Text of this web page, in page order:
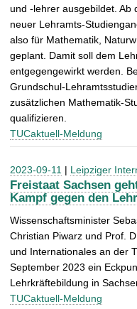
und -lehrer ausgebildet. Ab
neuer Lehramts-
also für Mathematik,
geplant. Damit soll dem
entgegengewirkt werden.
Grundschul-
zusätzlichen Mathematik-
qualifizieren.
TUCaktuell-Meldung
2023-09-11 | Leipziger
Freistaat Sachsen
Kampf gegen den
Wissenschaftsminister
Christian Piwarz und Prof.
und Internationales an der
September 2023 ein
Lehrkräftebildung in
TUCaktuell-Meldung